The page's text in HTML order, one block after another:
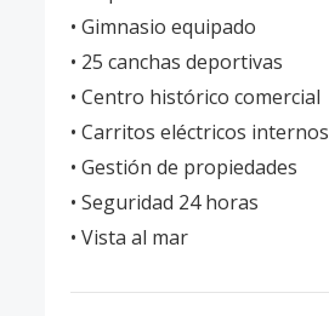
• Gimnasio equipado
• 25 canchas deportivas
• Centro histórico comercial
• Carritos eléctricos internos
• Gestión de propiedades
• Seguridad 24 horas
• Vista al mar